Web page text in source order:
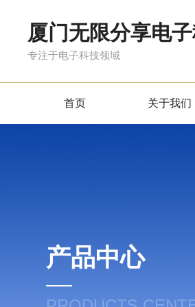
厦门无限分享电
专注于电子科技领域
首页 关于我们
产品中心